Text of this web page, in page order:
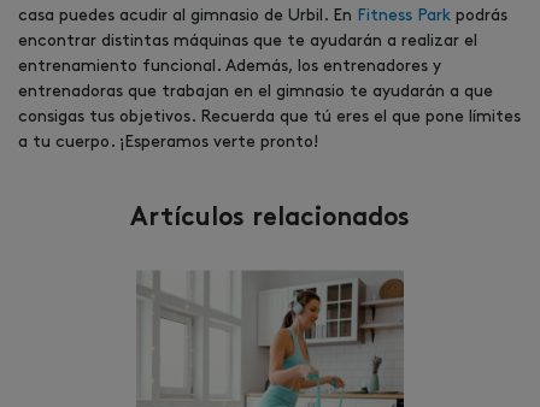
casa puedes acudir al gimnasio de Urbil. En
Fitness Park podrás
encontrar distintas máquinas que te ayudarán a realizar el
entrenamiento funcional. Además, los entrenadores y
entrenadoras que trabajan en el gimnasio te ayudarán a que
consigas tus objetivos. Recuerda que tú eres el que pone límites
a tu cuerpo. ¡Esperamos verte pronto!
Artículos relacionados